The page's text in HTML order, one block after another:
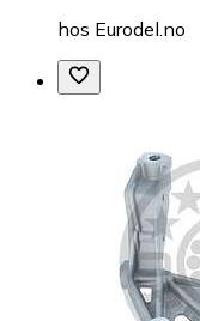
hos Eurodel.no